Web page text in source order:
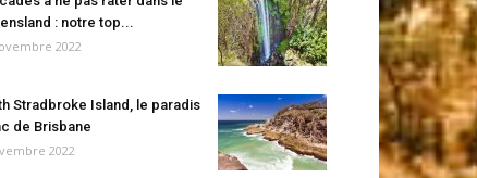
: notre top...
2022
Stradbroke Island, le paradis
de Brisbane
2022